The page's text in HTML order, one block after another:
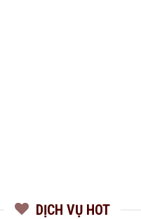
DỊCH VỤ HOT